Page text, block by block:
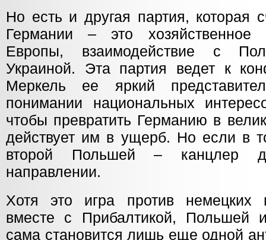
Но есть и другая партия, которая
Германии – это хозяйственное
Европы, взаимодействие с
Украиной. Эта партия ведет к
Меркель ее яркий
понимании национальных
чтобы превратить Германию в
действует им в ущерб. Но если в
второй Польшей – канцлер
направлении.
Хотя это игра против немецких
вместе с Прибалтикой, Польшей
сама становится лишь еще одной